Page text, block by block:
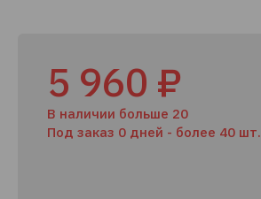
5 960 ₽
В наличии больше 20
Под заказ 0 дней - более 40 шт.